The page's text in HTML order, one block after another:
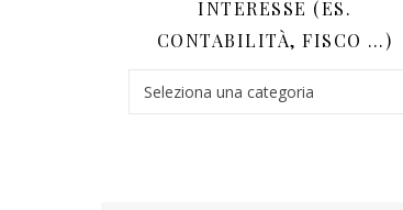
INTERESSE (ES.
CONTABILITÀ, FISCO …)
Ricerca per categorie: utilizza il